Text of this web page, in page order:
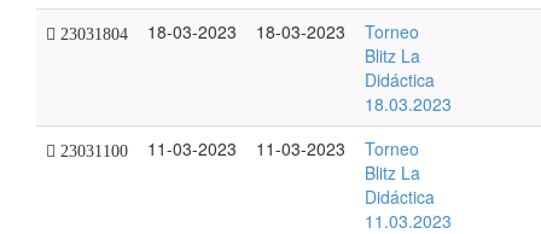
23031804 18-03-2023 18-03-2023
Torneo
Blitz La
Didáctica
18.03.2023
23031100 11-03-2023 11-03-2023
Torneo
Blitz La
Didáctica
11.03.2023